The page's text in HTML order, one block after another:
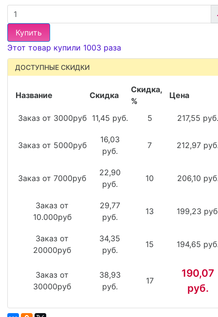
Купить
Этот товар купили 1003 раза
ДОСТУПНЫЕ СКИДКИ
Название Скидка
Скидка,
%
Цена
Заказ от 3000руб 11,45 руб. 5 217,55 руб.
Заказ от 5000руб
16,03
руб.
7 212,97
Заказ от 7000руб
22,90
руб.
10 206,10
Заказ от
10.000руб
29,77
руб.
13 199,23
Заказ от
20000руб
34,35
руб.
15 194,65
Заказ от
30000руб
38,93
руб.
17
190,07
руб.